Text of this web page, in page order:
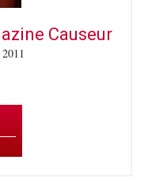
Causeur